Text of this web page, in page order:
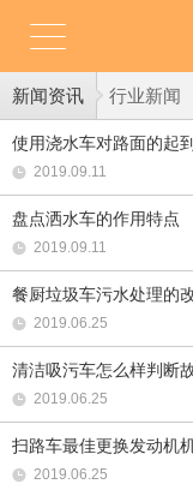
新闻资讯 行业新闻
使用浇水车对路面的起
2019.09.11
盘点洒水车的作用特点
2019.09.11
餐厨垃圾车污水处理的
2019.06.25
清洁吸污车怎么样判断
2019.06.25
扫路车最佳更换发动机
2019.06.25